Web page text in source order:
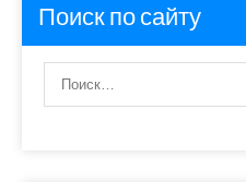
Поиск по сайту